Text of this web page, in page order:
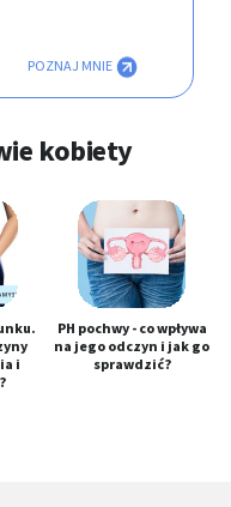
POZNAJ MNIE
kobiety
i
PH pochwy - co wpływa
na jego odczyn i jak go
sprawdzić?